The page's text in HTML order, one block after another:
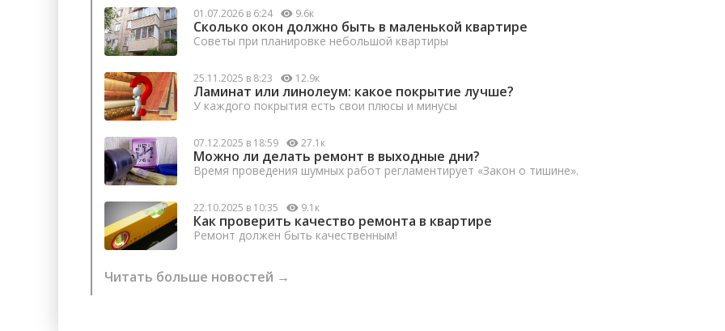
01.07.2026 в 6:24 9.6к
Сколько окон должно быть в маленькой квартире
Советы при планировке небольшой квартиры
25.11.2025 в 8:23 12.9к
Ламинат или линолеум: какое покрытие лучше?
У каждого покрытия есть свои плюсы и минусы
07.12.2025 в 18:59 27.1к
Можно ли делать ремонт в выходные дни?
Время проведения шумных работ регламентирует «Закон о тишине».
22.10.2025 в 10:35 9.1к
Как проверить качество ремонта в квартире
Ремонт должен быть качественным!
Читать больше новостей →